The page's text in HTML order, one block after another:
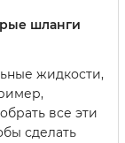
шланги
жидкости,
все эти
сделать